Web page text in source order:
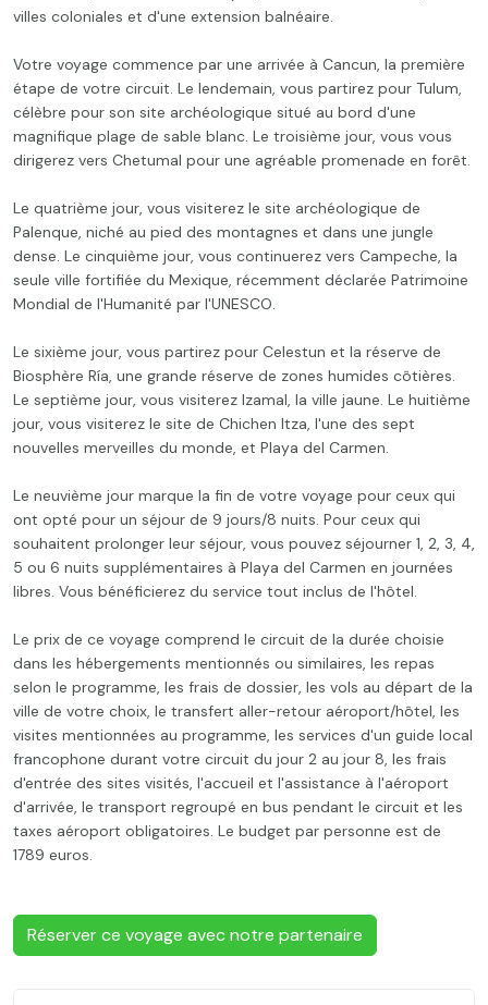
villes coloniales et d'une extension balnéaire.
Votre voyage commence par une arrivée à Cancun, la première
étape de votre circuit. Le lendemain, vous partirez pour Tulum,
célèbre pour son site archéologique situé au bord d'une
magnifique plage de sable blanc. Le troisième jour, vous vous
dirigerez vers Chetumal pour une agréable promenade en forêt.
Le quatrième jour, vous visiterez le site archéologique de
Palenque, niché au pied des montagnes et dans une jungle
dense. Le cinquième jour, vous continuerez vers Campeche, la
seule ville fortifiée du Mexique, récemment déclarée Patrimoine
Mondial de l'Humanité par l'UNESCO.
Le sixième jour, vous partirez pour Celestun et la réserve de
Biosphère Ría, une grande réserve de zones humides côtières.
Le septième jour, vous visiterez Izamal, la ville jaune. Le huitième
jour, vous visiterez le site de Chichen Itza, l'une des sept
nouvelles merveilles du monde, et Playa del Carmen.
Le neuvième jour marque la fin de votre voyage pour ceux qui
ont opté pour un séjour de 9 jours/8 nuits. Pour ceux qui
souhaitent prolonger leur séjour, vous pouvez séjourner 1, 2, 3, 4,
5 ou 6 nuits supplémentaires à Playa del Carmen en journées
libres. Vous bénéficierez du service tout inclus de l'hôtel.
Le prix de ce voyage comprend le circuit de la durée choisie
dans les hébergements mentionnés ou similaires, les repas
selon le programme, les frais de dossier, les vols au départ de la
ville de votre choix, le transfert aller-retour aéroport/hôtel, les
visites mentionnées au programme, les services d'un guide local
francophone durant votre circuit du jour 2 au jour 8, les frais
d'entrée des sites visités, l'accueil et l'assistance à l'aéroport
d'arrivée, le transport regroupé en bus pendant le circuit et les
taxes aéroport obligatoires. Le budget par personne est de
1789 euros.
Réserver ce voyage avec notre partenaire